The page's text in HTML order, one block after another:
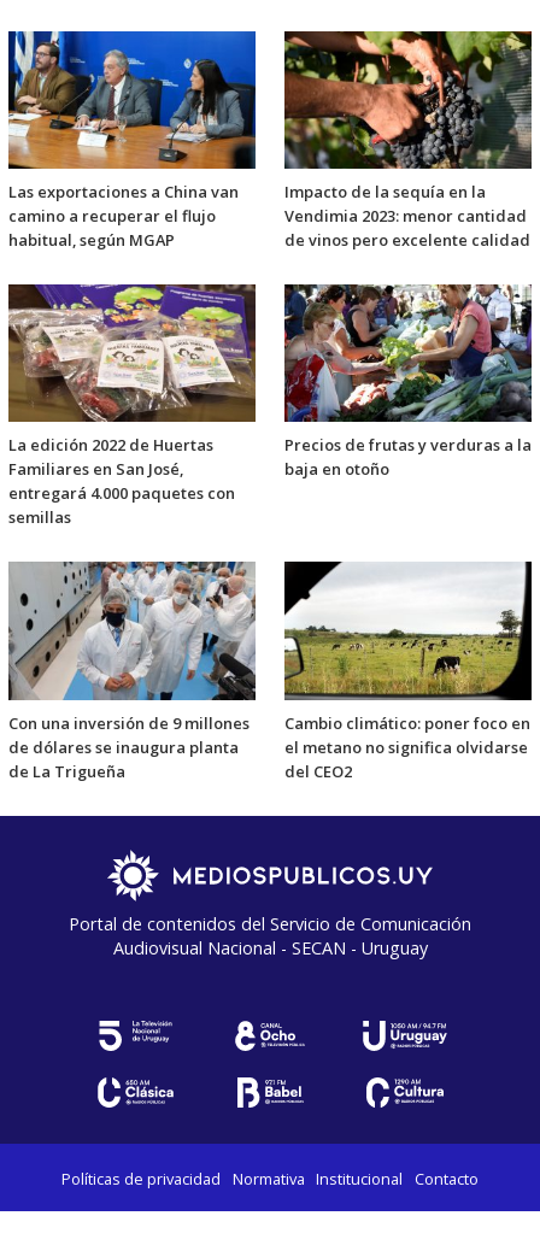
Las exportaciones a China van
camino a recuperar el flujo
habitual, según MGAP
Impacto de la sequía en la
Vendimia 2023: menor cantidad
de vinos pero excelente calidad
La edición 2022 de Huertas
Familiares en San José,
entregará 4.000 paquetes con
semillas
Precios de frutas y verduras a la
baja en otoño
Con una inversión de 9 millones
de dólares se inaugura planta
de La Trigueña
Cambio climático: poner foco en
el metano no significa olvidarse
del CEO2
Portal de contenidos del Servicio de Comunicación
Audiovisual Nacional - SECAN - Uruguay
Políticas de privacidad Normativa Institucional Contacto